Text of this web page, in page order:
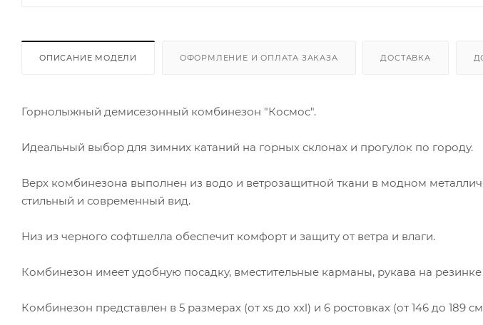
ОПИСАНИЕ МОДЕЛИ ОФОРМЛЕНИЕ И ОПЛАТА ЗАКАЗА ДОСТАВКА
Горнолыжный демисезонный комбинезон "Космос".
Идеальный выбор для зимних катаний на горных склонах и прогулок по городу.
Верх комбинезона выполнен из водо и ветрозащитной ткани в модном
стильный и современный вид.
Низ из черного софтшелла обеспечит комфорт и защиту от ветра и влаги.
Комбинезон имеет удобную посадку, вместительные карманы, рукава на
Комбинезон представлен в 5 размерах (от xs до xxl) и 6 ростовках (от 146 до 189